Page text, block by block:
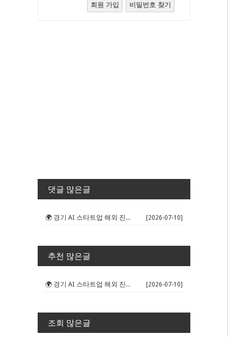
회원 가입 비밀번호 찾기
댓글 많은글
🌍 경기 AI 스타트업 해외 진출 판... [2026-07-10]
추천 많은글
🌍 경기 AI 스타트업 해외 진출 판... [2026-07-10]
조회 많은글